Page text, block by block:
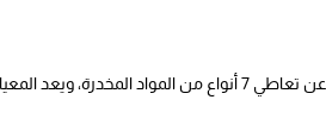
تحليل المخدرات السباعي هو فحص سريع وشامل يتم إجراؤه على عينة البول للكشف